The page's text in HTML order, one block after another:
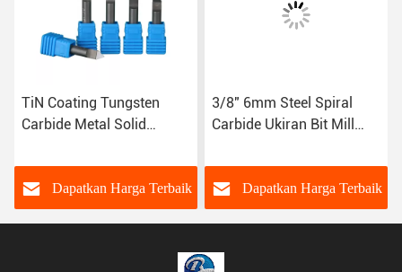
3/8" 6mm Steel Spiral
Carbide Ukiran Bit Mill
Untuk Logam HRC45
Dapatkan Harga Terbaik
Tungsten Cobalt Alloy
Tungsten Karbide Metal 2
Dapatkan Harga Terbaik